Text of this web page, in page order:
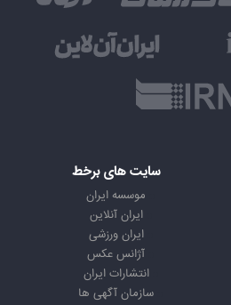
سایت های برخط
موسسه ایران
ایران آنلاین
ایران ورزشی
آژانس عکس
انتشارات ایران
سازمان آگهی ها